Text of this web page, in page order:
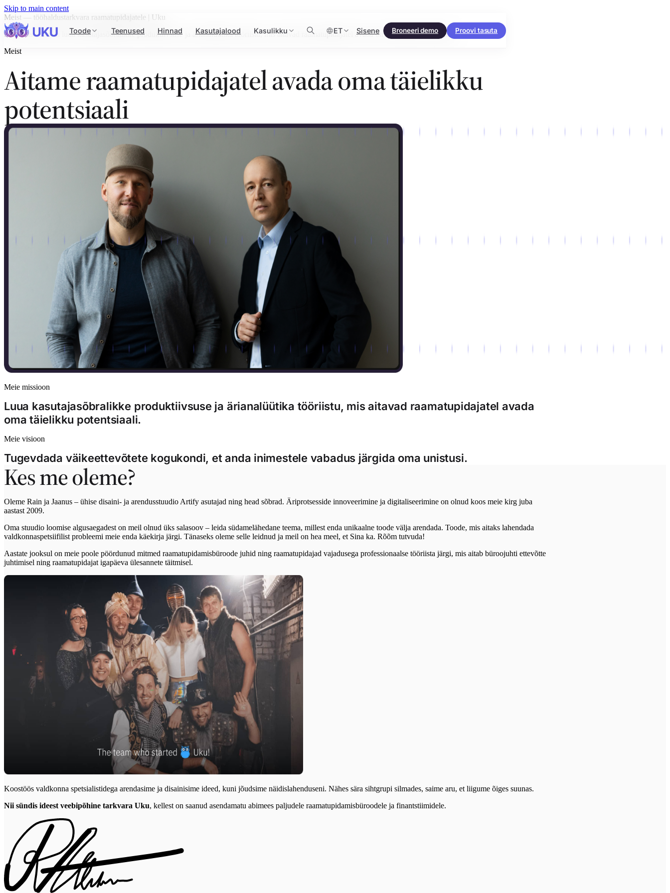
Skip to main content
Toode Teenused Hinnad Kasutajalood Kasulikku ET Sisene Broneeri demo Proovi tasuta
Meist — tööhaldustarkvara raamatupidajatele | Uku
Meie missioon on luua kasutajasõbralikke produktiivsuse ja ärianalüütika tööriistu, mis aitavad raamatupidajatel avada oma täielikku potentsiaali.
Meist
Aitame raamatupidajatel avada oma täielikku
potentsiaali
Meie missioon
Luua kasutajasõbralikke produktiivsuse ja ärianalüütika tööriistu, mis aitavad raamatupidajatel avada
oma täielikku potentsiaali.
Meie visioon
Tugevdada väikeettevõtete kogukondi, et anda inimestele vabadus järgida oma unistusi.
Kes me oleme?
Oleme Rain ja Jaanus – ühise disaini- ja arendusstuudio Artify asutajad ning head sõbrad. Äriprotsesside innoveerimine ja digitaliseerimine on olnud koos meie kirg juba
aastast 2009.
Oma stuudio loomise algusaegadest on meil olnud üks salasoov – leida südamelähedane teema, millest enda unikaalne toode välja arendada. Toode, mis aitaks lahendada
valdkonnaspetsiifilist probleemi meie enda käekirja järgi. Tänaseks oleme selle leidnud ja meil on hea meel, et Sina ka. Rõõm tutvuda!
Aastate jooksul on meie poole pöördunud mitmed raamatupidamisbüroode juhid ning raamatupidajad vajadusega professionaalse tööriista järgi, mis aitab büroojuhti ettevõtte
juhtimisel ning raamatupidajat igapäeva ülesannete täitmisel.
Koostöös valdkonna spetsialistidega arendasime ja disainisime ideed, kuni jõudsime näidislahenduseni. Nähes sära sihtgrupi silmades, saime aru, et liigume õiges suunas.
Nii sündis ideest veebipõhine tarkvara Uku, kellest on saanud asendamatu abimees paljudele raamatupidamisbüroodele ja finantstiimidele.